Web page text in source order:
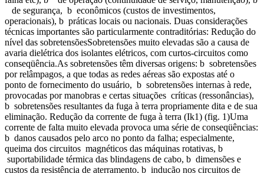
de segurança, b econômicos (custos de investimentos,
operacionais), b práticas locais ou nacionais. Duas considerações
técnicas importantes são particularmente contraditórias: Redução do
nível das sobretensõesSobretensões muito elevadas são a causa de
avaria dielétrica dos isolantes elétricos, com curtos-circuitos como
conseqüência.As sobretensões têm diversas origens: b sobretensões
por relâmpagos, a que todas as redes aéreas são expostas até o
ponto de fornecimento do usuário, b sobretensões internas à rede,
provocadas por manobras e certas situações críticas (ressonâncias),
b sobretensões resultantes da fuga à terra propriamente dita e de sua
eliminação. Redução da corrente de fuga à terra (Ik1) (fig. 1)Uma
corrente de falta muito elevada provoca uma série de conseqüências:
b danos causados pelo arco no ponto da falha; especialmente,
queima dos circuitos magnéticos das máquinas rotativas, b
suportabilidade térmica das blindagens de cabo, b dimensões e
custos da resistência de aterramento, b indução nos circuitos de